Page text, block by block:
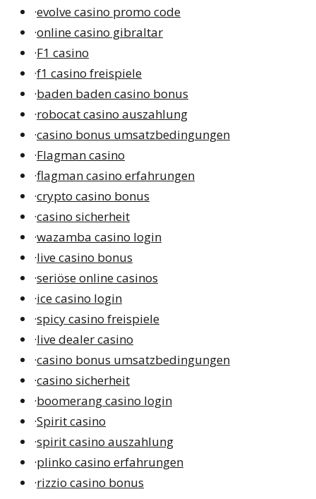
·evolve casino promo code
·online casino gibraltar
·F1 casino
·f1 casino freispiele
·baden baden casino bonus
·robocat casino auszahlung
·casino bonus umsatzbedingungen
·Flagman casino
·flagman casino erfahrungen
·crypto casino bonus
·casino sicherheit
·wazamba casino login
·live casino bonus
·seriöse online casinos
·ice casino login
·spicy casino freispiele
·live dealer casino
·casino bonus umsatzbedingungen
·casino sicherheit
·boomerang casino login
·Spirit casino
·spirit casino auszahlung
·plinko casino erfahrungen
·rizzio casino bonus